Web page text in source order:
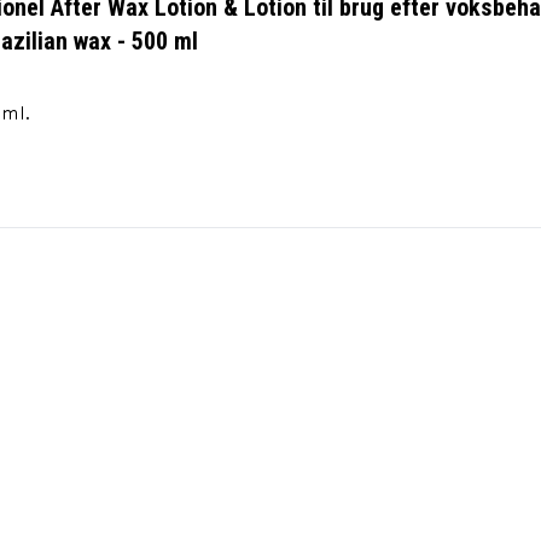
After Wax Lotion & Lotion til brug efter
wax - 500 ml